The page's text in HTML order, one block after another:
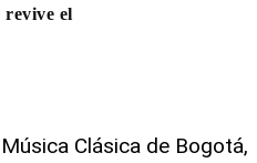
revive el
Clásica de Bogotá,